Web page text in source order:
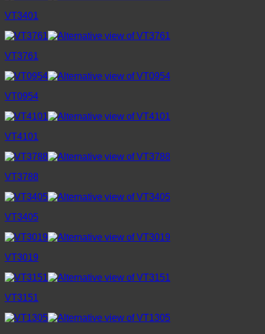
VT3401
VT3761
VT0954
VT4101
VT3788
VT3405
VT3019
VT3151